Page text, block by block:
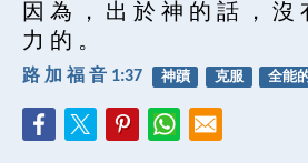
因 為 ， 出 於 神 的 話 ， 沒
力 的 。
路 加 福 音 1:37 神蹟 克服 全能